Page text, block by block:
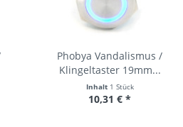
Phobya Vandalismus /
Klingeltaster 19mm...
Inhalt 1 Stück
10,31 € *